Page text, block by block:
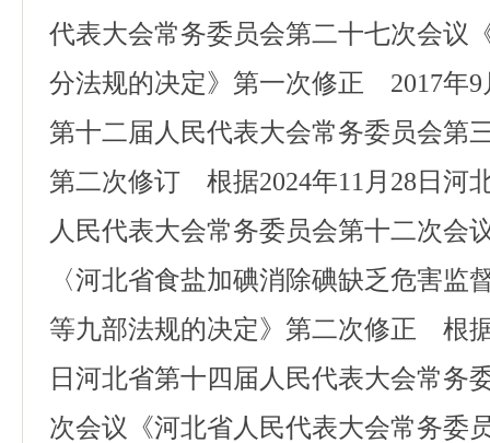
代表大会常务委员会第二十七次会议
分法规的决定》第一次修正 2017年9
第十二届人民代表大会常务委员会第
第二次修订 根据2024年11月28日河
人民代表大会常务委员会第十二次会
〈河北省食盐加碘消除碘缺乏危害监
等九部法规的决定》第二次修正 根
日河北省第十四届人民代表大会常务
次会议《河北省人民代表大会常务委